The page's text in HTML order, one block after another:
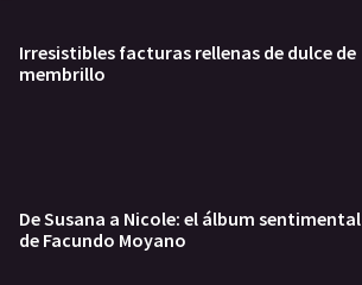
Irresistibles facturas rellenas de dulce de
membrillo
De Susana a Nicole: el álbum sentimental
de Facundo Moyano